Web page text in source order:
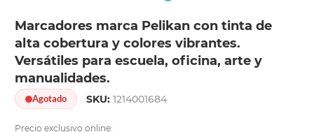
Marcadores marca Pelikan con tinta de
alta cobertura y colores vibrantes.
Versátiles para escuela, oficina, arte y
manualidades.
Agotado SKU:1214001684
Precio exclusivo online: